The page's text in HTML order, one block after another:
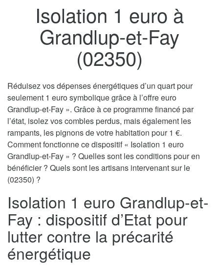
Isolation 1 euro à
Grandlup-et-Fay
(02350)
Réduisez vos dépenses énergétiques d’un quart pour
seulement 1 euro symbolique grâce à l’offre euro
Grandlup-et-Fay ». Grâce à ce programme financé par
l’état, isolez vos combles perdus, mais également les
rampants, les pignons de votre habitation pour 1 €.
Comment fonctionne ce dispositif « Isolation 1 euro
Grandlup-et-Fay » ? Quelles sont les conditions pour en
bénéficier ? Quels sont les artisans intervenant sur le
(02350) ?
Isolation 1 euro Grandlup-et-
Fay : dispositif d’Etat pour
lutter contre la précarité
énergétique